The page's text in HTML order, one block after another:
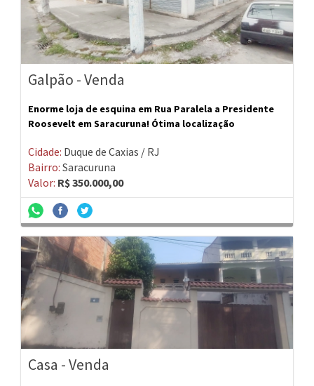
Galpão - Venda
Enorme loja de esquina em Rua Paralela a Presidente
Roosevelt em Saracuruna! Ótima localização
Cidade: Duque de Caxias / RJ
Bairro: Saracuruna
Valor: R$ 350.000,00
Casa - Venda